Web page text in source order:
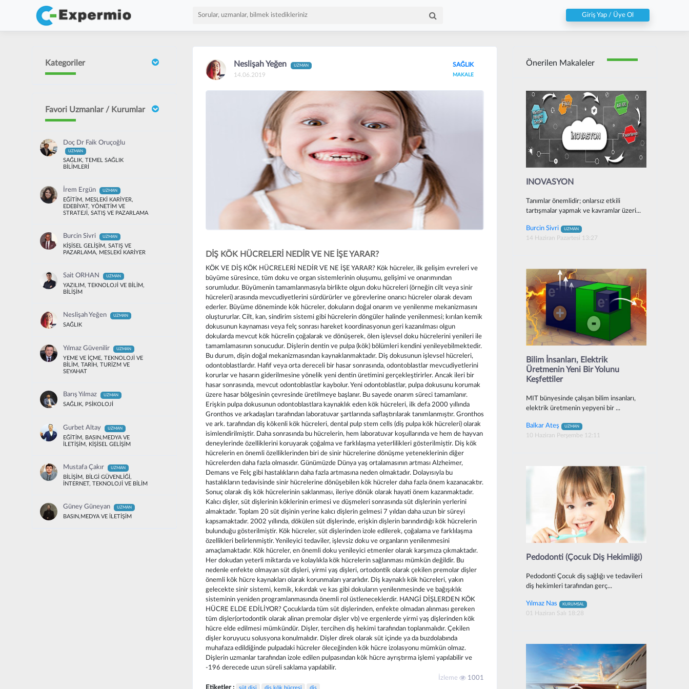
Giriş Yap / Üye Ol
Kategoriler
Favori Uzmanlar / Kurumlar
Doç Dr Faik Oruçoğlu
UZMAN
SAĞLIK, TEMEL SAĞLIK
BİLİMLERİ
İrem Ergün UZMAN
EĞİTİM, MESLEKİ KARİYER,
EDEBİYAT, YÖNETİM VE
STRATEJİ, SATIŞ VE PAZARLAMA
Burcin Sivri UZMAN
KİŞİSEL GELİŞİM, SATIŞ VE
PAZARLAMA, MESLEKİ KARİYER
Sait ORHAN UZMAN
YAZILIM, TEKNOLOJİ VE BİLİM,
BİLİŞİM
Neslişah Yeğen UZMAN
SAĞLIK
Yılmaz Güvenilir UZMAN
YEME VE İÇME, TEKNOLOJİ VE
BİLİM, TARİH, TURİZM VE
SEYAHAT
Barış Yılmaz UZMAN
SAĞLIK, PSİKOLOJİ
Gurbet Altay UZMAN
EĞİTİM, BASIN,MEDYA VE
İLETİŞİM, KİŞİSEL GELİŞİM
Mustafa Çakır UZMAN
BİLİŞİM, BİLGİ GÜVENLİĞİ,
İNTERNET, TEKNOLOJİ VE BİLİM
Güney Güneyan UZMAN
BASIN,MEDYA VE İLETİŞİM
Neslişah Yeğen UZMAN
14.06.2019
SAĞLIK
MAKALE
DİŞ KÖK HÜCRELERİ NEDİR VE NE İŞE YARAR?
KÖK VE DİŞ KÖK HÜCRELERİ NEDİR VE NE İŞE YARAR? Kök hücreler, ilk gelişim evreleri ve
büyüme süresince, tüm doku ve organ sistemlerinin oluşumu, gelişimi ve onarımından
sorumludur. Büyümenin tamamlanmasıyla birlikte olgun doku hücreleri (örneğin cilt veya sinir
hücreleri) arasında mevcudiyetlerini sürdürürler ve görevlerine onarıcı hücreler olarak devam
ederler. Büyüme döneminde kök hücreler, dokuların doğal onarım ve yenilenme mekanizmasını
oluştururlar. Cilt, kan, sindirim sistemi gibi hücrelerin döngüler halinde yenilenmesi; kırılan kemik
dokusunun kaynaması veya felç sonrası hareket koordinasyonun geri kazanılması olgun
dokularda mevcut kök hücrelin çoğalarak ve dönüşerek, ölen işlevsel doku hücrelerini yenileri ile
tamamlamasının sonucudur. Dişlerin dentin ve pulpa (kök) bölümleri kendini yenileyebilmektedir.
Bu durum, dişin doğal mekanizmasından kaynaklanmaktadır. Diş dokusunun işlevsel hücreleri,
odontoblastlardır. Hafif veya orta dereceli bir hasar sonrasında, odontoblastlar mevcudiyetlerini
korurlar ve hasarın giderilmesine yönelik yeni dentin üretimini gerçekleştirirler. Ancak ileri bir
hasar sonrasında, mevcut odontoblastlar kaybolur. Yeni odontoblastlar, pulpa dokusunu korumak
üzere hasar bölgesinin çevresinde üretilmeye başlanır. Bu sayede onarım süreci tamamlanır.
Erişkin pulpa dokusunun odontoblastlara kaynaklık eden kök hücreleri, ilk defa 2000 yıllında
Gronthos ve arkadaşları tarafından laboratuvar şartlarında saflaştırılarak tanımlanmıştır. Gronthos
ve ark. tarafından diş kökenli kök hücreleri, dental pulp stem cells (diş pulpa kök hücreleri) olarak
isimlendirilmiştir. Daha sonrasında bu hücrelerin, hem laboratuvar koşullarında ve hem de hayvan
deneylerinde özelliklerini koruyarak çoğalma ve farklılaşma yeterlilikleri gösterilmiştir. Diş kök
hücrelerin en önemli özelliklerinden biri de sinir hücrelerine dönüşme yeteneklerinin diğer
hücrelerden daha fazla olmasıdır. Günümüzde Dünya yaş ortalamasının artması Alzheimer,
Demans ve Felç gibi hastalıkların daha fazla artmasına neden olmaktadır. Dolayısıyla bu
hastalıkların tedavisinde sinir hücrelerine dönüşebilen kök hücreler daha fazla önem kazanacaktır.
Sonuç olarak diş kök hücrelerinin saklanması, ileriye dönük olarak hayati önem kazanmaktadır.
Kalıcı dişler, süt dişlerinin köklerinin erimesi ve düşmeleri sonrasında süt dişlerinin yerlerini
almaktadır. Toplam 20 süt dişinin yerine kalıcı dişlerin gelmesi 7 yıldan daha uzun bir süreyi
kapsamaktadır. 2002 yıllında, dökülen süt dişlerinde, erişkin dişlerin barındırdığı kök hücrelerin
bulunduğu gösterilmiştir. Kök hücreler, süt dişlerinden izole edilerek, çoğalama ve farklılaşma
özellikleri belirlenmiştir. Yenileyici tedaviler, işlevsiz doku ve organların yenilenmesini
amaçlamaktadır. Kök hücreler, en önemli doku yenileyici etmenler olarak karşımıza çıkmaktadır.
Her dokudan yeterli miktarda ve kolaylıkla kök hücrelerin sağlanması mümkün değildir. Bu
nedenle enfekte olmayan süt dişleri, yirmi yaş dişleri, ortodontik olarak çekilen premolar dişler
önemli kök hücre kaynakları olarak korunmaları yararlıdır. Diş kaynaklı kök hücreleri, yakın
gelecekte sinir sistemi, kemik, kıkırdak ve kas gibi dokuların yenilenmesinde ve bağışıklık
sisteminin yeniden programlanmasında önemli rol üstleneceklerdir. HANGİ DİŞLERDEN KÖK
HÜCRE ELDE EDİLİYOR? Çocuklarda tüm süt dişlerinden, enfekte olmadan alınması gereken
tüm dişler(ortodontik olarak alinan premolar dişler vb) ve ergenlerde yirmi yaş dişlerinden kök
hücre elde edilmesi mümkündür. Dişler, tercihen diş hekimi tarafından toplanmalıdır. Çekilen
dişler koruyucu solusyona konulmalıdır. Dişler direk olarak süt içinde ya da buzdolabında
muhafaza edildiğinde pulpadaki hücreler öleceğinden kök hücre izolasyonu mümkün olmaz.
Dişlerin uzmanlar tarafından izole edilen pulpasından kök hücre ayrıştırma işlemi yapılabilir ve
-196 derecede uzun süreli saklama yapılabilir.
İzleme
1001
süt dişi diş kök hücresi diş
Önerilen Makaleler
INOVASYON
Tanımlar önemlidir; onlarsız etkili
tartışmalar yapmak ve kavramlar üzeri...
Burcin Sivri UZMAN
14 Haziran Pazartesi 13:27
Bilim İnsanları, Elektrik
Üretmenin Yeni Bir Yolunu
Keşfettiler
MIT bünyesinde çalışan bilim insanları,
elektrik üretmenin yepyeni bir ...
Balkar Ateş UZMAN
10 Haziran Perşembe 12:11
Pedodonti (Çocuk Diş Hekimliği)
Pedodonti Çocuk diş sağlığı ve tedavileri
diş hekimleri tarafından gerç...
Yılmaz Nas KURUMSAL
01 Haziran Salı 18:28